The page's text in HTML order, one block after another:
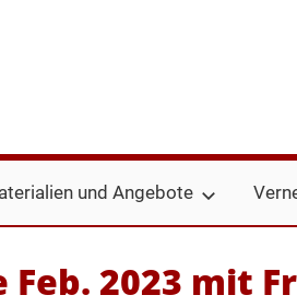
und Angebote
Feb. 2023 mit